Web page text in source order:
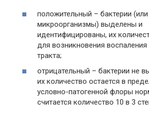
положительный – бактерии (или
микроорганизмы) выделены и
идентифицированы, их
для возникновения воспаления
тракта;
отрицательный – бактерии не
их количество остается в
условно-патогенной флоры
считается количество 10 в 3